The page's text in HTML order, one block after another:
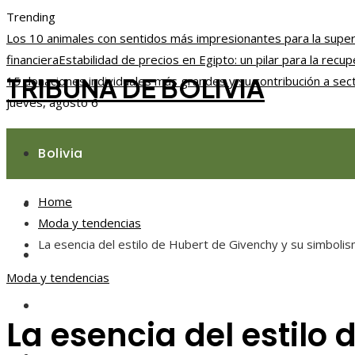
Trending
Los 10 animales con sentidos más impresionantes para la
financieraEstabilidad de precios en Egipto: un pilar para la
15 donaciones individuales más grandes y su contribución a
jueves, agosto 6
TRIBUNA DE BOLIVIA
Bolivia
Responsabilidad social
Ciencia y tecnología
Home
Moda y tendencias
La esencia del estilo de Hubert de Givenchy y su
Moda y tendencias
La esencia del estilo